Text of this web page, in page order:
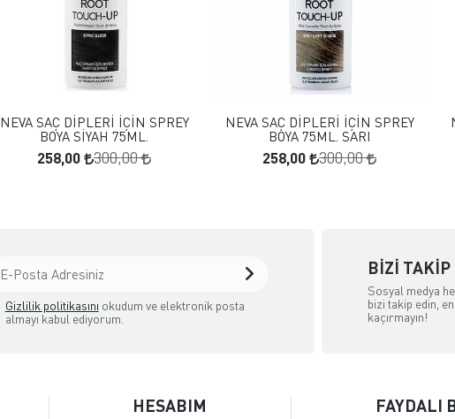
FAVORILERE EKLE
SEPETE EKLE
NEVA SAÇ DİPLERİ İÇİN SPREY
BOYA SİYAH 75ML.
258,00 300,00
FAVORILERE EKLE
SEPETE EKLE
NEVA SAÇ DİPLERİ İÇİN SPREY
BOYA 75ML. SARI
258,00 300,00
Gizlilik politikasını okudum ve elektronik posta
almayı kabul ediyorum.
BIZI TAKIP
Sosyal medya
bizi takip edin,
kaçırmayın!
HESABIM FAYDALI